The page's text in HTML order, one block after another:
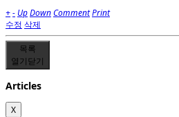
+- UpDownCommentPrint
수정 삭제
목록
열기닫기
Articles
X